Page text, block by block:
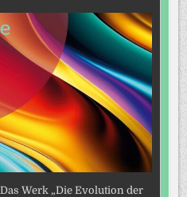
Werk „Die Evolution der